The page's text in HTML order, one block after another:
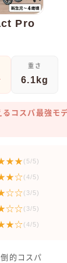
Pro
重さ
6.1kg
コスパ最強モ
(5/5)
(4/5)
(3/5)
(3/5)
(4/5)
的コスパ